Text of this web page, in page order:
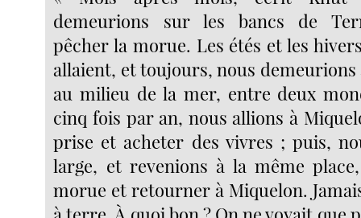
demeurions sur les bancs de
pêcher la morue. Les étés et les
allaient, et toujours, nous demeurions
au milieu de la mer, entre deux
cinq fois par an, nous allions à
prise et acheter des vivres ; puis,
large, et revenions à la même
morue et retourner à Miquelon.